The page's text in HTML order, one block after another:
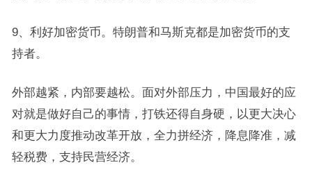
9、利好加密货币。特朗普和马斯克都是加密货币的支
持者。
外部越紧，内部要越松。面对外部压力，中国最好的应
对就是做好自己的事情，打铁还得自身硬，以更大决心
和更大力度推动改革开放，全力拼经济，降息降准，减
轻税费，支持民营经济。